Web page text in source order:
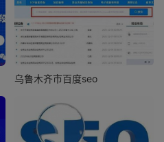
乌鲁木齐市百度seo